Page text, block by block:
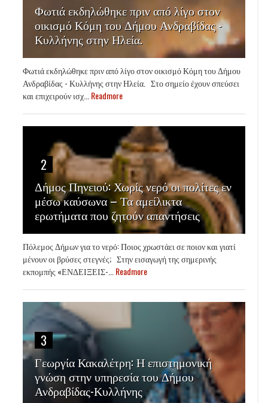
Φωτιά εκδηλώθηκε πριν από λίγο στον
οικισμό Κόμη του Δήμου Ανδραβίδας -
Κυλλήνης στην Ηλεία.
Φωτιά εκδηλώθηκε πριν από λίγο στον οικισμό Κόμη του Δήμου
Ανδραβίδας - Κυλλήνης στην Ηλεία. Στο σημείο έχουν σπεύσει
και επιχειρούν ισχ... Readmore
2
Δήμος Πηνειού: Χωρίς νερό οι πολίτες εν
μέσω καύσωνα – Τα αμείλικτα
ερωτήματα που ζητούν απαντήσεις
Πόλεμος Δήμων για το νερό: Ποιος χρωστάει σε ποιον και γιατί
μένουν οι βρύσες στεγνές; Στην εισαγωγή της σημερινής
εκπομπής «ΕΝΔΕΙΞΕΙΣ-... Readmore
3
Γεωργία Κακαλέτρη: Η επιστημονική
γνώση στην υπηρεσία του Δήμου
Ανδραβίδας-Κυλλήνης